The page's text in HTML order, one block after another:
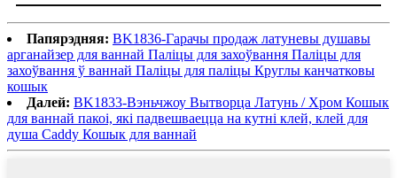
Папярэдняя: BK1836-Гарачы продаж латуневы душавы
арганайзер для ваннай Паліцы для захоўвання Паліцы для
захоўвання ў ваннай Паліцы для паліцы Круглы канчатковы
кошык
Далей: BK1833-Вэньчжоу Вытворца Латунь / Хром Кошык
для ваннай пакоі, які падвешваецца на кутні клей, клей для
душа Caddy Кошык для ваннай